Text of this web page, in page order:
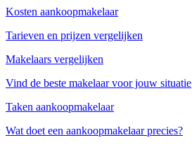
Kosten aankoopmakelaar
Tarieven en prijzen vergelijken
Makelaars vergelijken
Vind de beste makelaar voor jouw situatie
Taken aankoopmakelaar
Wat doet een aankoopmakelaar precies?